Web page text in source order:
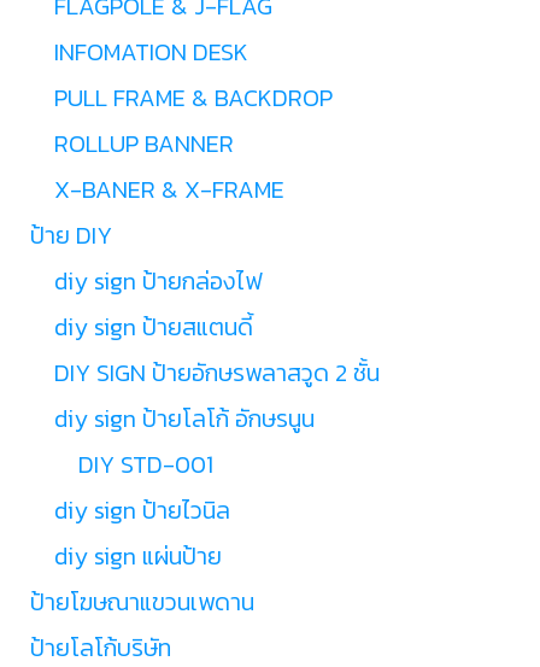
INFOMATION DESK
PULL FRAME & BACKDROP
ROLLUP BANNER
X-BANER & X-FRAME
ป้าย DIY
diy sign ป้ายกล่องไฟ
diy sign ป้ายสแตนดี้
DIY SIGN ป้ายอักษรพลาสวูด 2 ชั้น
diy sign ป้ายโลโก้ อักษรนูน
DIY STD-001
diy sign ป้ายไวนิล
diy sign แผ่นป้าย
ป้ายโฆษณาแขวนเพดาน
ป้ายโลโก้บริษัท